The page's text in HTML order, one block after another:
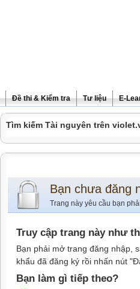
Đề thi & Kiểm tra Tư liệu E-
Tìm kiếm Tài nguyên trên
Bạn chưa đăng
Trang này yêu cầu bạn
Truy cập trang này như
Bạn phải mở trang đăng nhập,
khẩu đã đăng ký rồi nhấn nút
Bạn làm gì tiếp theo?